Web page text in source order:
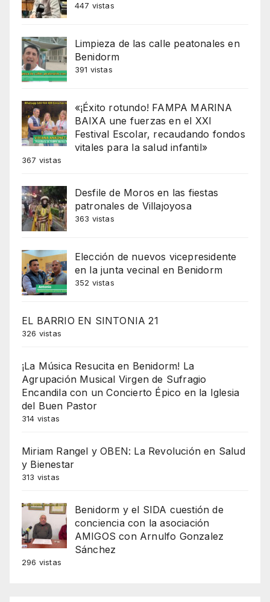
447 vistas
Limpieza de las calle peatonales en
Benidorm
391 vistas
«¡Éxito rotundo! FAMPA MARINA
BAIXA une fuerzas en el XXI
Festival Escolar, recaudando fondos
vitales para la salud infantil»
367 vistas
Desfile de Moros en las fiestas
patronales de Villajoyosa
363 vistas
Elección de nuevos vicepresidente
en la junta vecinal en Benidorm
352 vistas
EL BARRIO EN SINTONIA 21
326 vistas
¡La Música Resucita en Benidorm! La
Agrupación Musical Virgen de Sufragio
Encandila con un Concierto Épico en la Iglesia
del Buen Pastor
314 vistas
Miriam Rangel y OBEN: La Revolución en Salud
y Bienestar
313 vistas
Benidorm y el SIDA cuestión de
conciencia con la asociación
AMIGOS con Arnulfo Gonzalez
Sánchez
296 vistas